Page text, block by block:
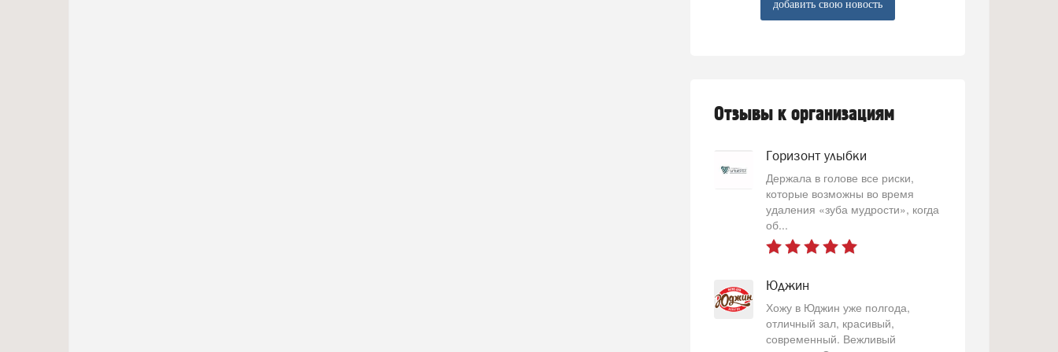
добавить свою новость
Отзывы к организациям
Горизонт улыбки
Держала в голове все риски,
которые возможны во время
удаления «зуба мудрости», когда
об...
Юджин
Хожу в Юджин уже полгода,
отличный зал, красивый,
современный. Вежливый